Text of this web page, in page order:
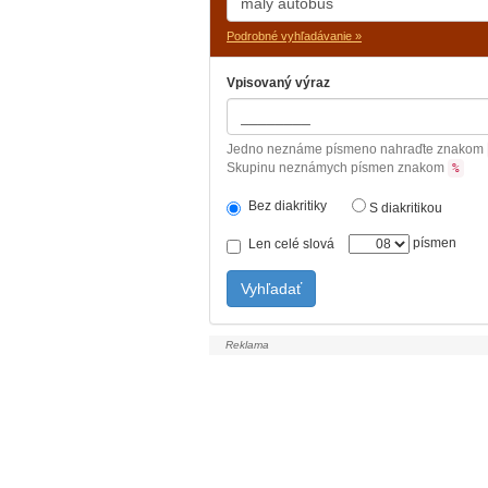
Podrobné vyhľadávanie »
Vpisovaný výraz
Jedno neznáme písmeno nahraďte znakom
Skupinu neznámych písmen znakom %
Bez diakritiky S diakritikou
Len celé slová písmen
Vyhľadať